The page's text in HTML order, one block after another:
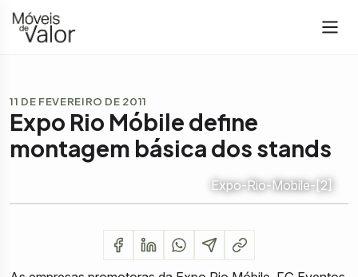
11 DE FEVEREIRO DE 2011
Expo Rio Móbile define
montagem básica dos stands
Expo-Rio-Mobile-[2]